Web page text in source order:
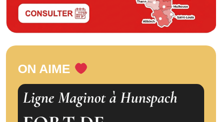
ON AIME